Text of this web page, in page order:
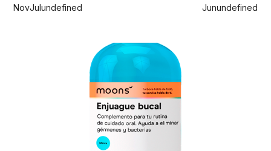
NovJulundefined Junundefined